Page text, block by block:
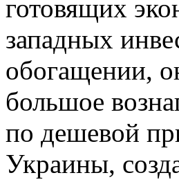
готовящих
западных
обогащении,
большое
по дешевой
Украины,